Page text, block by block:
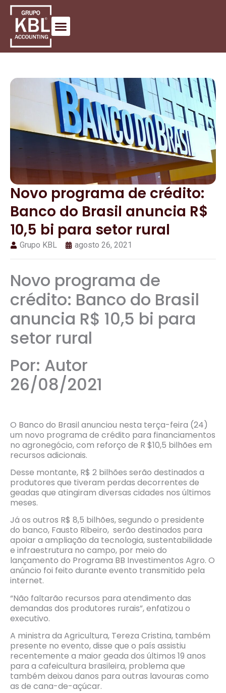
Novo programa de crédito:
Banco do Brasil anuncia R$
10,5 bi para setor rural
Grupo KBL agosto 26, 2021
Novo programa de
crédito: Banco do Brasil
anuncia R$ 10,5 bi para
setor rural
Por: Autor
26/08/2021
O Banco do Brasil anunciou nesta terça-feira (24)
um novo programa de crédito para financiamentos
no agronegócio, com reforço de R $10,5 bilhões em
recursos adicionais.
Desse montante, R$ 2 bilhões serão destinados a
produtores que tiveram perdas decorrentes de
geadas que atingiram diversas cidades nos últimos
meses.
Já os outros R$ 8,5 bilhões, segundo o presidente
do banco, Fausto Ribeiro, serão destinados para
apoiar a ampliação da tecnologia, sustentabilidade
e infraestrutura no campo, por meio do
lançamento do Programa BB Investimentos Agro. O
anúncio foi feito durante evento transmitido pela
internet.
“Não faltarão recursos para atendimento das
demandas dos produtores rurais”, enfatizou o
executivo.
A ministra da Agricultura, Tereza Cristina, também
presente no evento, disse que o país assistiu
recentemente a maior geada dos últimos 19 anos
para a cafeicultura brasileira, problema que
também deixou danos para outras lavouras como
as de cana-de-açúcar.